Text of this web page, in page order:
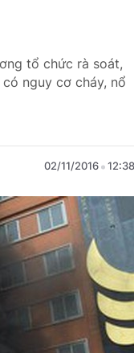
tổ chức rà soát,
nguy cơ cháy, nổ
02/11/2016 12:38